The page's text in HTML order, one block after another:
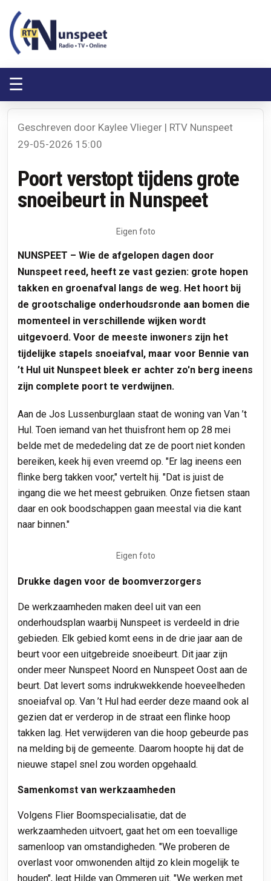
☰
Geschreven door Kaylee Vlieger | RTV Nunspeet
29-05-2026 15:00
Poort verstopt tijdens grote
snoeibeurt in Nunspeet
Eigen foto
NUNSPEET – Wie de afgelopen dagen door
Nunspeet reed, heeft ze vast gezien: grote hopen
takken en groenafval langs de weg. Het hoort bij
de grootschalige onderhoudsronde aan bomen die
momenteel in verschillende wijken wordt
uitgevoerd. Voor de meeste inwoners zijn het
tijdelijke stapels snoeiafval, maar voor Bennie van
’t Hul uit Nunspeet bleek er achter zo'n berg ineens
zijn complete poort te verdwijnen.
Aan de Jos Lussenburglaan staat de woning van Van ’t
Hul. Toen iemand van het thuisfront hem op 28 mei
belde met de mededeling dat ze de poort niet konden
bereiken, keek hij even vreemd op. "Er lag ineens een
flinke berg takken voor," vertelt hij. "Dat is juist de
ingang die we het meest gebruiken. Onze fietsen staan
daar en ook boodschappen gaan meestal via die kant
naar binnen."
Eigen foto
Drukke dagen voor de boomverzorgers
De werkzaamheden maken deel uit van een
onderhoudsplan waarbij Nunspeet is verdeeld in drie
gebieden. Elk gebied komt eens in de drie jaar aan de
beurt voor een uitgebreide snoeibeurt. Dit jaar zijn
onder meer Nunspeet Noord en Nunspeet Oost aan de
beurt. Dat levert soms indrukwekkende hoeveelheden
snoeiafval op. Van ’t Hul had eerder deze maand ook al
gezien dat er verderop in de straat een flinke hoop
takken lag. Het verwijderen van die hoop gebeurde pas
na melding bij de gemeente. Daarom hoopte hij dat de
nieuwe stapel snel zou worden opgehaald.
Samenkomst van werkzaamheden
Volgens Flier Boomspecialisatie, dat de
werkzaamheden uitvoert, gaat het om een toevallige
samenloop van omstandigheden. "We proberen de
overlast voor omwonenden altijd zo klein mogelijk te
houden", legt Hilde van Ommeren uit. "We werken met